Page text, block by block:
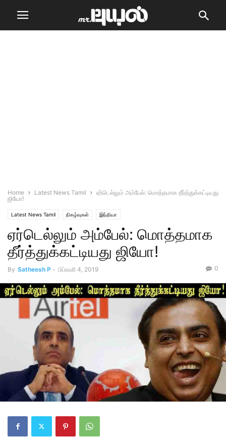
Home Latest News Tamil
ஏர்டெல்லும் அம்பேல்: மொத்தமாக தீர்த்துக்கட்டியது
ஜியோ!
Latest News Tamil நிகழ்வுகள் இந்தியா
ஏர்டெல்லும் அம்பேல்: மொத்தமாக
தீர்த்துக்கட்டியது ஜியோ!
By Satheesh P - பிப்ரவரி 4, 2019 0